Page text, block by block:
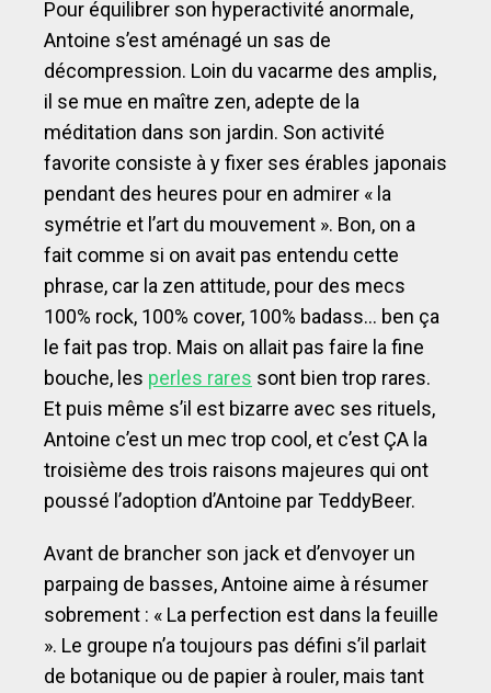
Pour équilibrer son hyperactivité anormale,
Antoine s’est aménagé un sas de
décompression. Loin du vacarme des amplis,
il se mue en maître zen, adepte de la
méditation dans son jardin. Son activité
favorite consiste à y fixer ses érables japonais
pendant des heures pour en admirer « la
symétrie et l’art du mouvement ». Bon, on a
fait comme si on avait pas entendu cette
phrase, car la zen attitude, pour des mecs
100% rock, 100% cover, 100% badass… ben ça
le fait pas trop. Mais on allait pas faire la fine
bouche, les perles rares sont bien trop rares.
Et puis même s’il est bizarre avec ses rituels,
Antoine c’est un mec trop cool, et c’est ÇA la
troisième des trois raisons majeures qui ont
poussé l’adoption d’Antoine par TeddyBeer.
Avant de brancher son jack et d’envoyer un
parpaing de basses, Antoine aime à résumer
sobrement : « La perfection est dans la feuille
». Le groupe n’a toujours pas défini s’il parlait
de botanique ou de papier à rouler, mais tant